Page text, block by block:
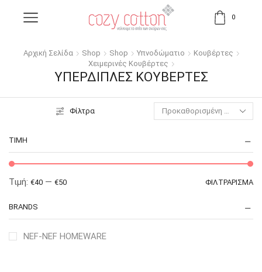
0
Αρχική Σελίδα Shop Shop Υπνοδώματιο
Κουβέρτες
Χειμερινές Κουβέρτες
ΥΠΈΡΔΙΠΛΕΣ ΚΟΥΒΈΡΤΕΣ
Φίλτρα
ΤΙΜΉ
ΦΙΛΤΡΆΡΙΣΜΑ
Τιμή: €40 — €50
BRANDS
NEF-NEF HOMEWARE